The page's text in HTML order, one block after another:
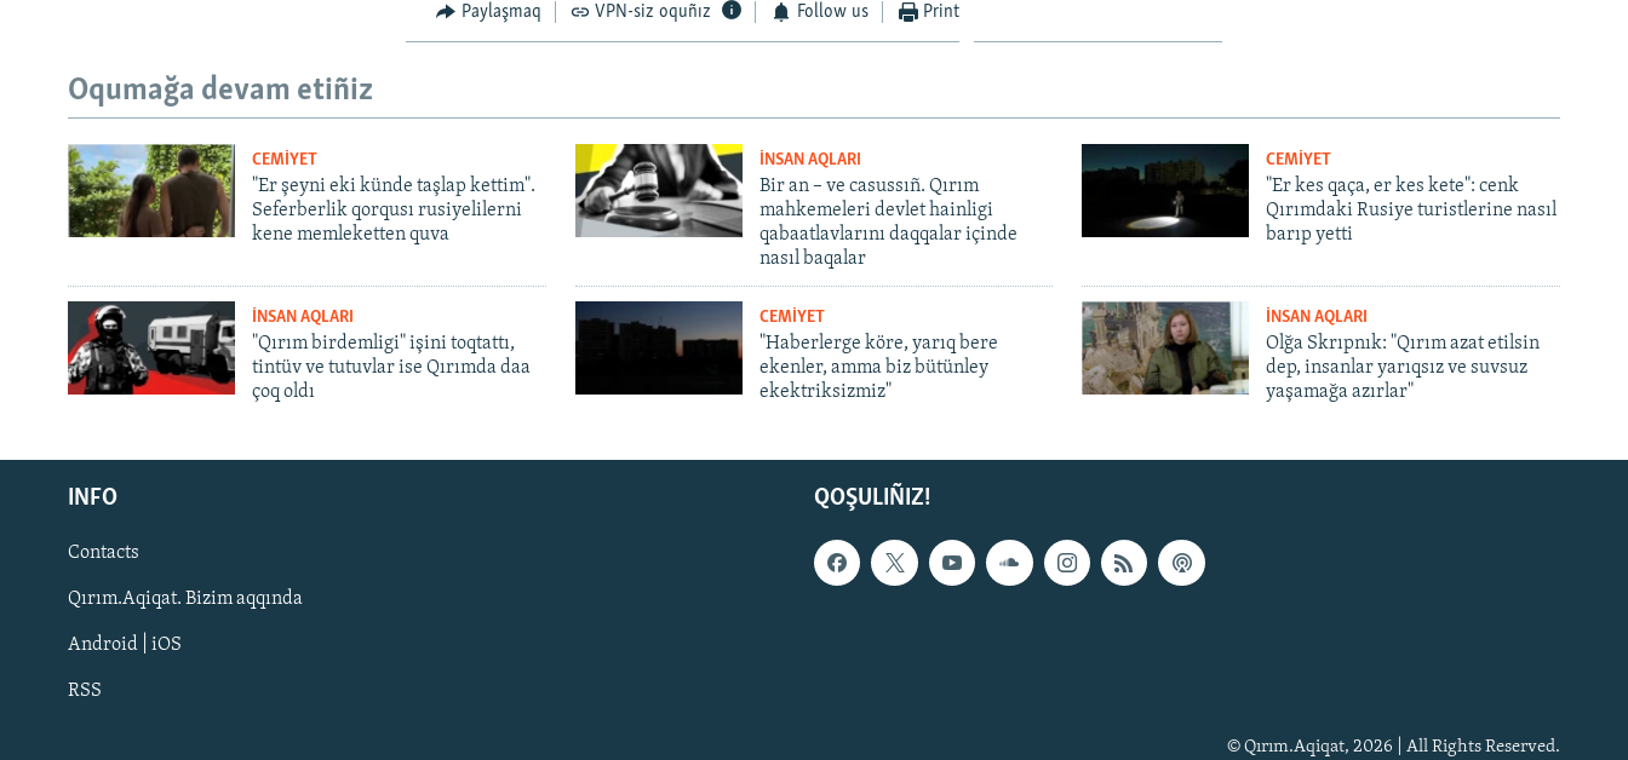
Русский
Українською
QOŞULIÑIZ!
Paylaşmaq VPN-siz oquñız Follow us Print
Oqumağa devam etiñiz
CEMİYET
"Er şeyni eki künde taşlap kettim".
Seferberlik qorqusı rusiyelilerni
kene memleketten quva
İNSAN AQLARI
Bir an – ve casussıñ. Qırım
mahkemeleri devlet hainligi
qabaatlavlarını daqqalar içinde
nasıl baqalar
CEMİYET
"Er kes qaça, er kes kete": cenk
Qırımdaki Rusiye turistlerine nasıl
barıp yetti
İNSAN AQLARI
"Qırım birdemligi" işini toqtattı,
tintüv ve tutuvlar ise Qırımda daa
çoq oldı
CEMİYET
"Haberlerge köre, yarıq bere
ekenler, amma biz bütünley
ekektriksizmiz"
İNSAN AQLARI
Olğa Skrıpnık: "Qırım azat etilsin
dep, insanlar yarıqsız ve suvsuz
yaşamağa azırlar"
QOŞULIÑIZ!
INFO
Contacts
Qırım.Aqiqat. Bizim aqqında
Android | iOS
RSS
© Qırım.Aqiqat, 2026 | All Rights Reserved.